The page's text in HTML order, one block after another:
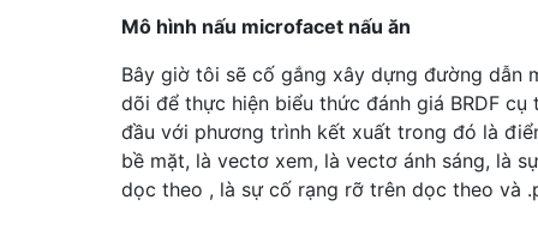
Mô hình nấu microfacet nấu ăn
Bây giờ tôi sẽ cố gắng xây dựng đường dẫn
dõi để thực hiện biểu thức đánh giá BRDF cụ
đầu với phương trình kết xuất trong đó là
bề mặt, là vectơ xem, là vectơ ánh sáng, là
dọc theo , là sự cố rạng rỡ trên dọc theo và .